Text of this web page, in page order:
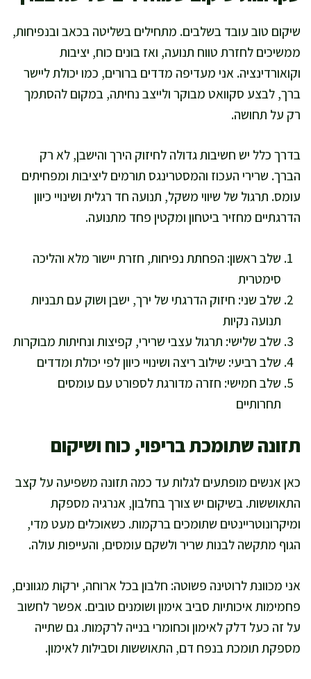
שיקום טוב עובד בשלבים. מתחילים בשליטה בכאב ובנפיחות,
ממשיכים לחזרת טווח תנועה, ואז בונים כוח, יציבות
וקואורדינציה. אני מעדיפה מדדים ברורים, כמו יכולת ליישר
ברך, לבצע סקוואט מבוקר ולייצב נחיתה, במקום להסתמך
רק על תחושה.
בדרך כלל יש חשיבות גדולה לחיזוק הירך והישבן, לא רק
הברך. שרירי העכוז והמסטרינגס תורמים ליציבות ומפחיתים
עומס. תרגול של שיווי משקל, תנועה חד רגלית ושינויי כיוון
הדרגתיים מחזיר ביטחון ומקטין פחד מתנועה.
שלב ראשון: הפחתת נפיחות, חזרת יישור מלא והליכה
סימטרית
שלב שני: חיזוק הדרגתי של ירך, ישבן ושוק עם תבניות
תנועה נקיות
שלב שלישי: תרגול עצבי שרירי, קפיצות ונחיתות מבוקרות
שלב רביעי: שילוב ריצה ושינויי כיוון לפי יכולת ומדדים
שלב חמישי: חזרה מדורגת לספורט עם עומסים
תחרותיים
תזונה שתומכת בריפוי, כוח ושיקום
כאן אנשים מופתעים לגלות עד כמה תזונה משפיעה על קצב
התאוששות. בשיקום יש צורך בחלבון, אנרגיה מספקת
ומיקרונוטריינטים שתומכים ברקמות. כשאוכלים מעט מדי,
הגוף מתקשה לבנות שריר ולשקם עומסים, והעייפות עולה.
אני מכוונת לרוטינה פשוטה: חלבון בכל ארוחה, ירקות מגוונים,
פחמימות איכותיות סביב אימון ושומנים טובים. אפשר לחשוב
על זה כעל דלק לאימון וכחומרי בנייה לרקמות. גם שתייה
מספקת תומכת בנפח דם, התאוששות וסבילות לאימון.